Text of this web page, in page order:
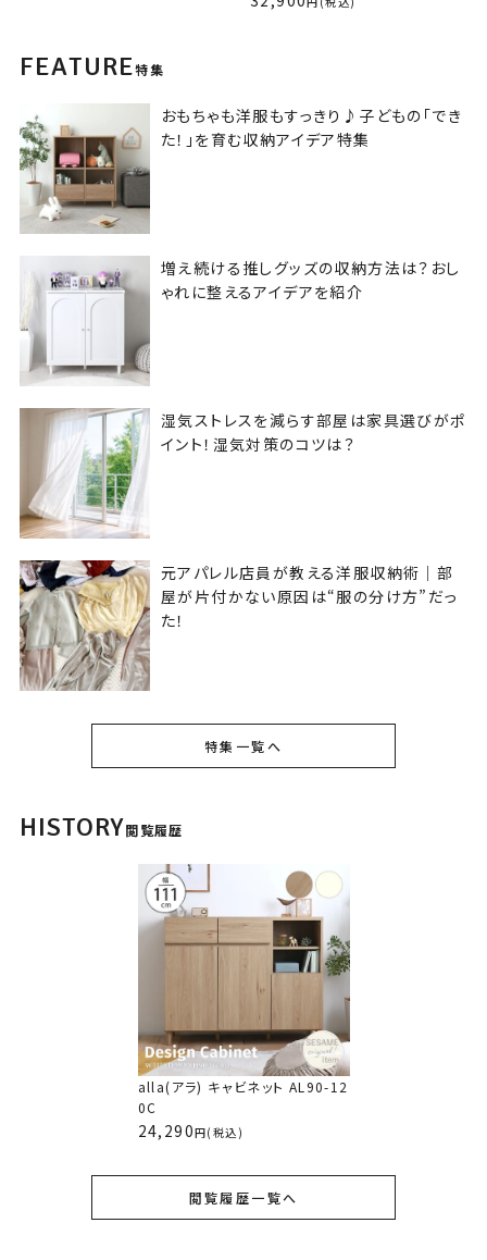
FEATURE特集
おもちゃも洋服もすっきり♪子どもの「でき
た！」を育む収納アイデア特集
増え続ける推しグッズの収納方法は？おし
ゃれに整えるアイデアを紹介
湿気ストレスを減らす部屋は家具選びがポ
イント！湿気対策のコツは？
元アパレル店員が教える洋服収納術｜部
屋が片付かない原因は“服の分け方”だっ
た！
特集一覧へ
HISTORY閲覧履歴
alla(アラ) キャビネット AL90-12
0C
24,290 (税込)
閲覧履歴一覧へ